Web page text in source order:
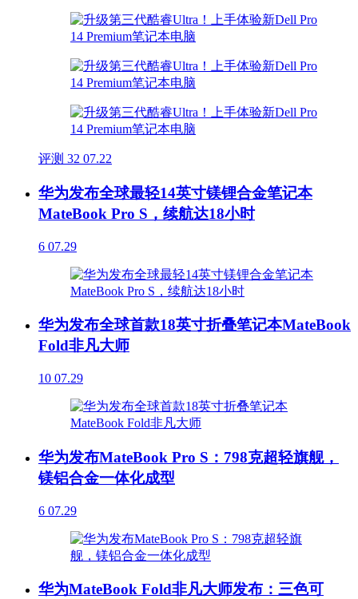
评测 32 07.22
华为发布全球最轻14英寸镁锂合金笔记本
MateBook Pro S，续航达18小时
6 07.29
华为发布全球首款18英寸折叠笔记本MateBook
Fold非凡大师
10 07.29
华为发布MateBook Pro S：798克超轻旗舰，
镁铝合金一体化成型
6 07.29
华为MateBook Fold非凡大师发布：三色可